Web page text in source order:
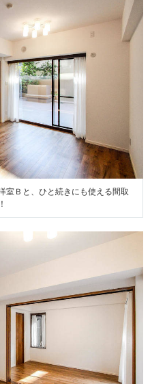
室Ｂと、ひと続きにも使える間取